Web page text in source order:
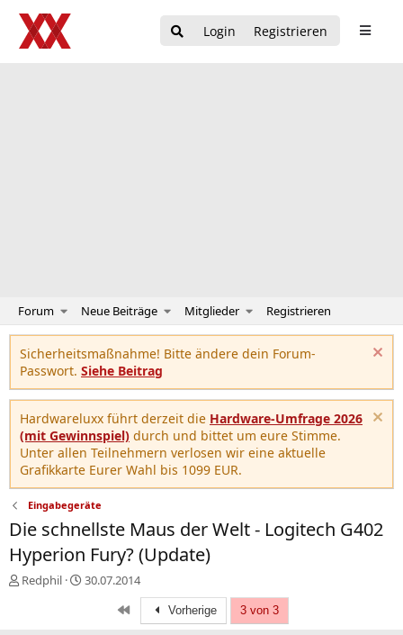
Login Registrieren
Forum Neue Beiträge Mitglieder Registrieren
Sicherheitsmaßnahme! Bitte ändere dein Forum-
Passwort. Siehe Beitrag
Hardwareluxx führt derzeit die Hardware-Umfrage 2026
(mit Gewinnspiel) durch und bittet um eure Stimme.
Unter allen Teilnehmern verlosen wir eine aktuelle
Grafikkarte Eurer Wahl bis 1099 EUR.
Eingabegeräte
Die schnellste Maus der Welt - Logitech G402
Hyperion Fury? (Update)
E
Redphil
E
30.07.2014
Erste Vorherige 3 von 3